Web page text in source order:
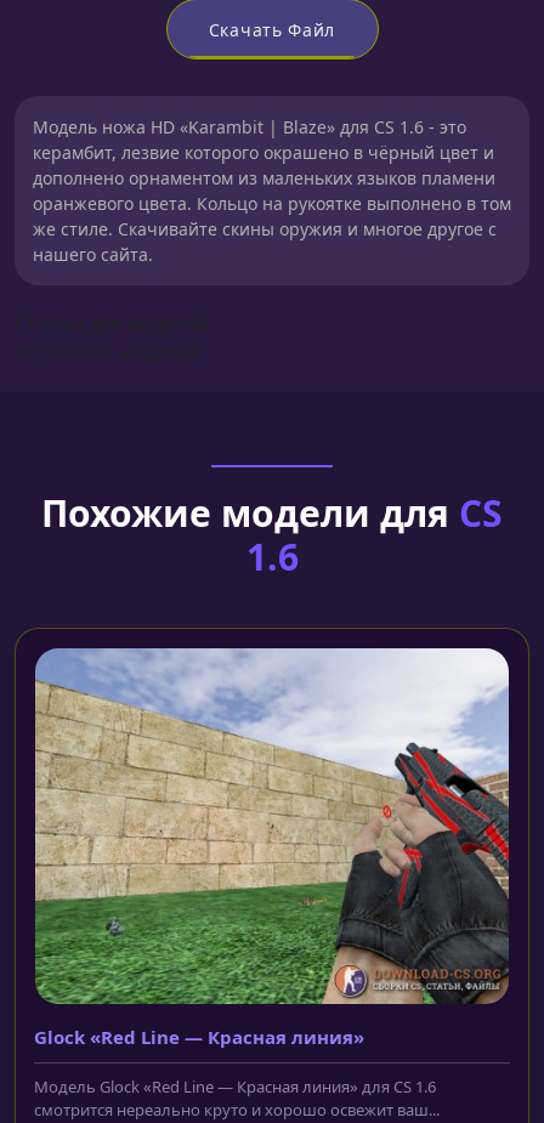
Скачать Файл
Модель ножа HD «Karambit | Blaze» для CS 1.6 - это
керамбит, лезвие которого окрашено в чёрный цвет и
дополнено орнаментом из маленьких языков пламени
оранжевого цвета. Кольцо на рукоятке выполнено в том
же стиле. Скачивайте скины оружия и многое другое с
нашего сайта.
Похожие модели для CS
1.6
Glock «Red Line — Красная линия»
Модель Glock «Red Line — Красная линия» для CS 1.6
смотрится нереально круто и хорошо освежит ваш...